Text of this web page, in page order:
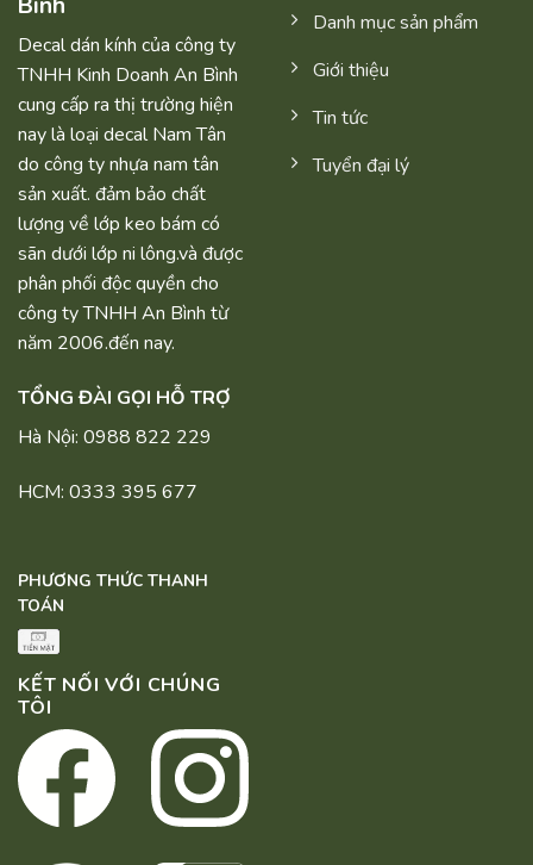
Decal dán kính của công ty
TNHH Kinh Doanh An Bình
cung cấp ra thị trường hiện
nay là loại decal Nam Tân
do công ty nhựa nam tân
sản xuất. đảm bảo chất
lượng về lớp keo bám có
sãn dưới lớp ni lông.và được
phân phối độc quyền cho
công ty TNHH An Bình từ
năm 2006.đến nay.
TỔNG ĐÀI GỌI HỖ TRỢ
Hà Nội: 0988 822 229
HCM: 0333 395 677
Danh mục sản phẩm
Giới thiệu
Tin tức
Tuyển đại lý
PHƯƠNG THỨC THANH
TOÁN
KẾT NỐI VỚI CHÚNG
TÔI